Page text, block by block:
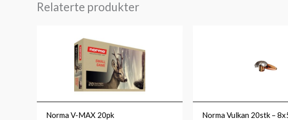
Relaterte produkter
Norma V-MAX 20pk
til
kr1,279
Norma Vulkan 20stk –